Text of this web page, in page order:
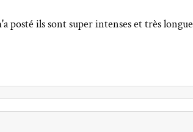
posté ils sont super intenses et très longue